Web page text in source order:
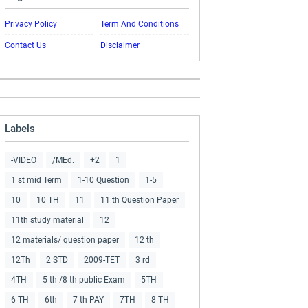
Privacy Policy Term And Conditions
Contact Us Disclaimer
Labels
-VIDEO /MEd. +2 1
1 st mid Term 1-10 Question 1-5
10 10 TH 11 11 th Question Paper
11th study material 12
12 materials/ question paper 12 th
12Th 2 STD 2009-TET 3 rd
4TH 5 th /8 th public Exam 5TH
6 TH 6th 7 th PAY 7TH 8 TH